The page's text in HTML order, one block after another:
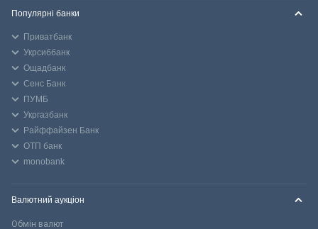
Популярні банки
Приватбанк
Укрсиббанк
Ощадбанк
Сенс Банк
ПУМБ
Укргазбанк
Райффайзен Банк
ОТП банк
monobank
Валютний аукціон
Обмін валют